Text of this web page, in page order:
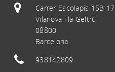
Carrer Escolapis 15B 17
Vilanova i la Geltrú
08800
Barcelona
938142809